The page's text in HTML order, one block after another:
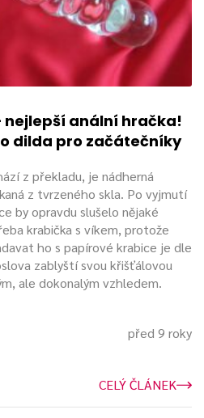
nejlepší anální hračka!
dilda pro začátečníky
z překladu, je nádherná
z tvrzeného skla. Po vyjmutí
by opravdu slušelo nějaké
krabička s víkem, protože
ho s papírové krabice je dle
zablyští svou křišťálovou
ale dokonalým vzhledem.
před 9 roky
CELÝ ČLÁNEK